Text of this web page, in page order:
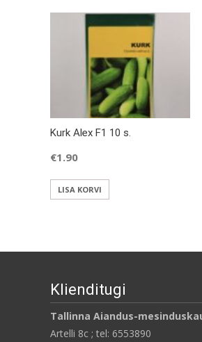
Kurk Alex F1 10 s.
€1.90
LISA KORVI
Klienditugi
Tallinna Aiandus-
Artelli 8c ; tel: 6553890